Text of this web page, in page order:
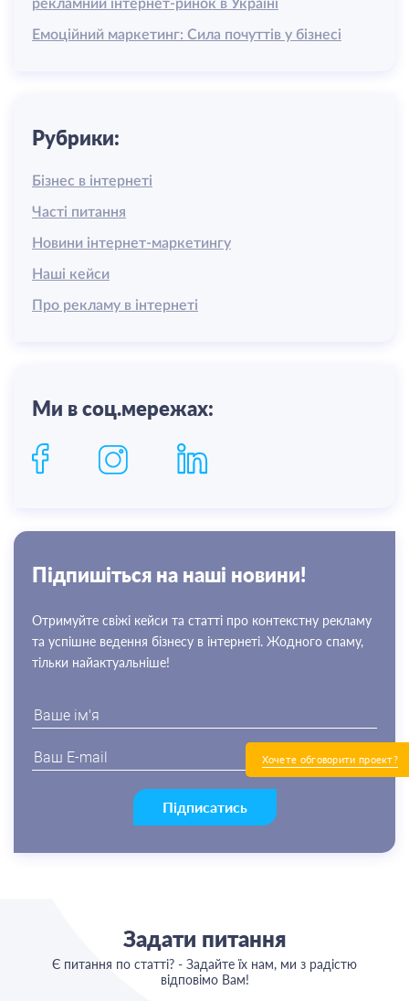
Хочете обговорити проект?
рекламний інтернет-ринок в Україні
Емоційний маркетинг: Сила почуттів у бізнесі
Рубрики:
Бізнес в інтернеті
Часті питання
Новини інтернет-маркетингу
Наші кейси
Про рекламу в інтернеті
Ми в соц.мережах:
Пiдпишiться на нашi новини!
Отримуйте свіжі кейси та статті про контекстну рекламу
та успішне ведення бізнесу в інтернеті. Жодного спаму,
тільки найактуальніше!
Підписатись
Задати питання
Є питання по статті? - Задайте їх нам, ми з радістю
відповімо Вам!